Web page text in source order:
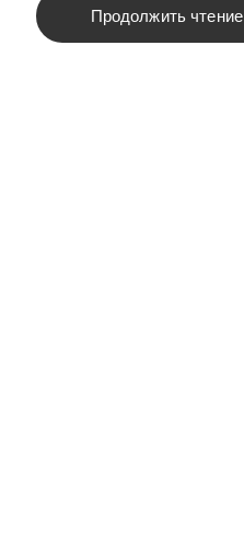
Продолжить чтение